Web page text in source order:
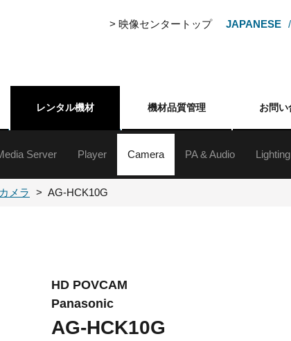
> 映像センタートップ JAPANESE
レンタル機材 機材品質管理 お問い
／壁掛けスクリーン
System
ンスイッチャー
ー
チャー
バーター
クセサリー
）
Server Player
ハードディスク
メディアプレーヤー
XDCAM・HDCAM・HDV
DVCAM・ベータカム
ブルーレイ
DVD
Camera
業務用カメラ
民生用カメラ
書画カメラ
特殊カメラ
カメラアクセサリー
PA & Audio
ラインアレイスピー
スピーカー
スピーカースタンド
Digital Mixing System
ミキサー
アンプ
マイクロフォン
マイクスタンド
ワイヤレスシステム
インイヤーモニター
各種デッキ
その他周辺（オーデ
Lighting
メラ AG-HCK10G
HD POVCAM
Panasonic
AG-HCK10G